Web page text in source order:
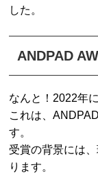
した。
ANDPAD
なんと！2022年
これは、
す。
受賞の背景には
ります。